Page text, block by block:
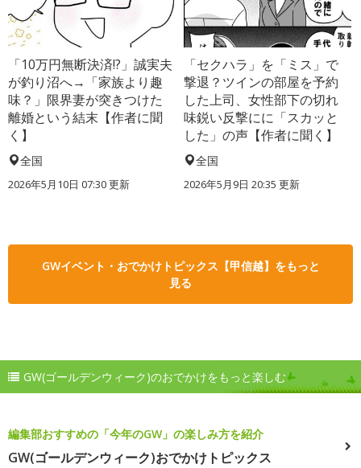
「10万円無断決済!?」誠実夫
が釣り沼へ→「家族より趣
味？」限界妻が突きつけた
離婚という結末【作者に聞
く】
全国
2026年5月10日 07:30 更新
「セクハラ」を「ミス」で
撃退？ツインの部屋を予約
した上司、女性部下の切れ
味鋭い反撃にに「スカッと
した」の声【作者に聞く】
全国
2026年5月9日 20:35 更新
GWイベント・おでかけトピックス【甲信越】をもっと
見る
GW(ゴールデンウィーク)のおでかけをもっと楽しむ
編集部おすすめの「今年のGW」の楽しみ方を紹介
GW(ゴールデンウィーク)おでかけトピックス